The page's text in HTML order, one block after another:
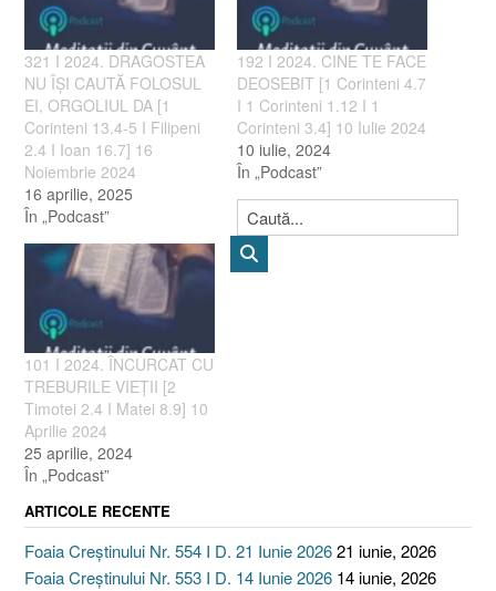
321 I 2024. DRAGOSTEA
NU ÎȘI CAUTĂ FOLOSUL
EI, ORGOLIUL DA [1
Corinteni 13.4-5 I Filipeni
2.4 I Ioan 16.7] 16
Noiembrie 2024
16 aprilie, 2025
În „Podcast”
192 I 2024. CINE TE FACE
DEOSEBIT [1 Corinteni 4.7
I 1 Corinteni 1.12 I 1
Corinteni 3.4] 10 Iulie 2024
10 iulie, 2024
În „Podcast”
101 I 2024. ÎNCURCAT CU
TREBURILE VIEȚII [2
Timotei 2.4 I Matei 8.9] 10
Aprilie 2024
25 aprilie, 2024
În „Podcast”
ARTICOLE RECENTE
Foaia Creștinului Nr. 554 I D. 21 Iunie 202621 iunie, 2026
Foaia Creștinului Nr. 553 I D. 14 Iunie 2026 14 iunie, 2026